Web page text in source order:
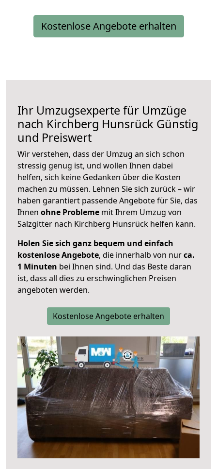
Kostenlose Angebote erhalten
Ihr Umzugsexperte für Umzüge
nach Kirchberg Hunsrück Günstig
und Preiswert
Wir verstehen, dass der Umzug an sich schon
stressig genug ist, und wollen Ihnen dabei
helfen, sich keine Gedanken über die Kosten
machen zu müssen. Lehnen Sie sich zurück – wir
haben garantiert passende Angebote für Sie, das
Ihnen ohne Probleme mit Ihrem Umzug von
Salzgitter nach Kirchberg Hunsrück helfen kann.
Holen Sie sich ganz bequem und einfach
kostenlose Angebote, die innerhalb von nurca.
1 Minuten bei Ihnen sind. Und das Beste daran
ist, dass all dies zu erschwinglichen Preisen
angeboten werden.
Kostenlose Angebote erhalten